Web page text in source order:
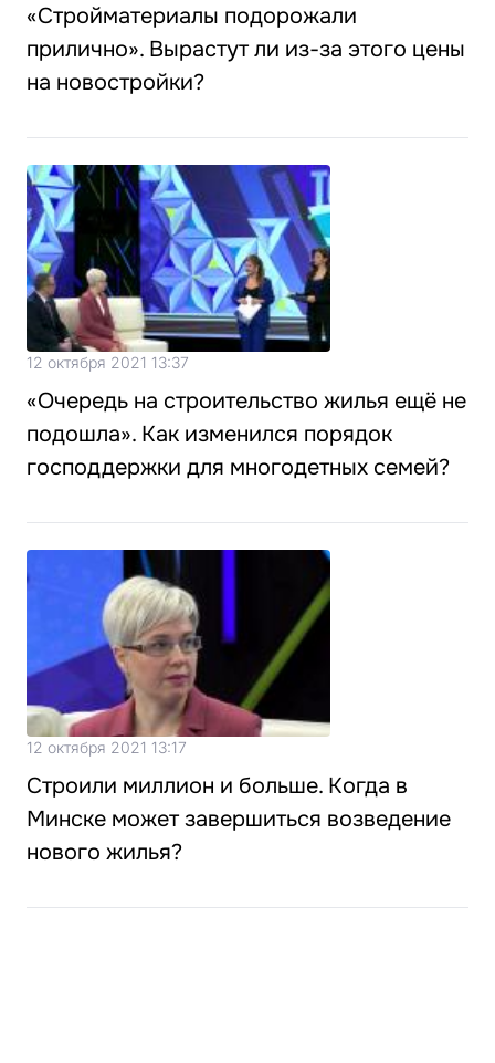
«Стройматериалы подорожали
прилично». Вырастут ли из-за этого цены
на новостройки?
12 октября 2021 13:37
«Очередь на строительство жилья ещё не
подошла». Как изменился порядок
господдержки для многодетных семей?
12 октября 2021 13:17
Строили миллион и больше. Когда в
Минске может завершиться возведение
нового жилья?